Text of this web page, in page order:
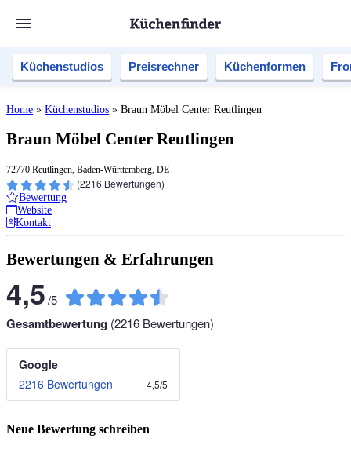
Küchenstudios Preisrechner Küchenformen
Home » Küchenstudios » Braun Möbel Center Reutlingen
Braun Möbel Center Reutlingen
72770 Reutlingen, Baden-Württemberg, DE
(2216 Bewertungen)
Bewertung
Website
Kontakt
Bewertungen & Erfahrungen
4,5/5
Gesamtbewertung (2216 Bewertungen)
Google
2216 Bewertungen
4,5/5
Neue Bewertung schreiben